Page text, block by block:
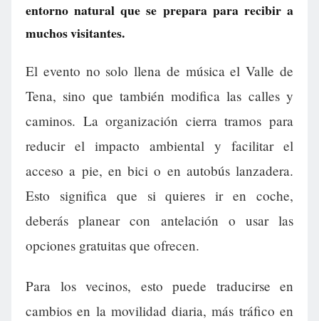
entorno natural que se prepara para recibir a
muchos visitantes.
El evento no solo llena de música el Valle de
Tena, sino que también modifica las calles y
caminos. La organización cierra tramos para
reducir el impacto ambiental y facilitar el
acceso a pie, en bici o en autobús lanzadera.
Esto significa que si quieres ir en coche,
deberás planear con antelación o usar las
opciones gratuitas que ofrecen.
Para los vecinos, esto puede traducirse en
cambios en la movilidad diaria, más tráfico en